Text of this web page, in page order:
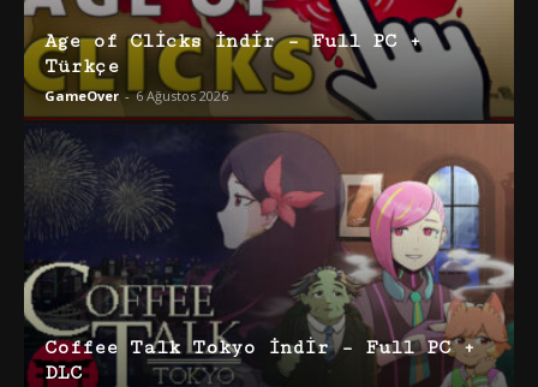
Age of Clicks İndir – Full PC +
Türkçe
GameOver - 6 Ağustos 2026
Coffee Talk Tokyo İndir – Full PC +
DLC